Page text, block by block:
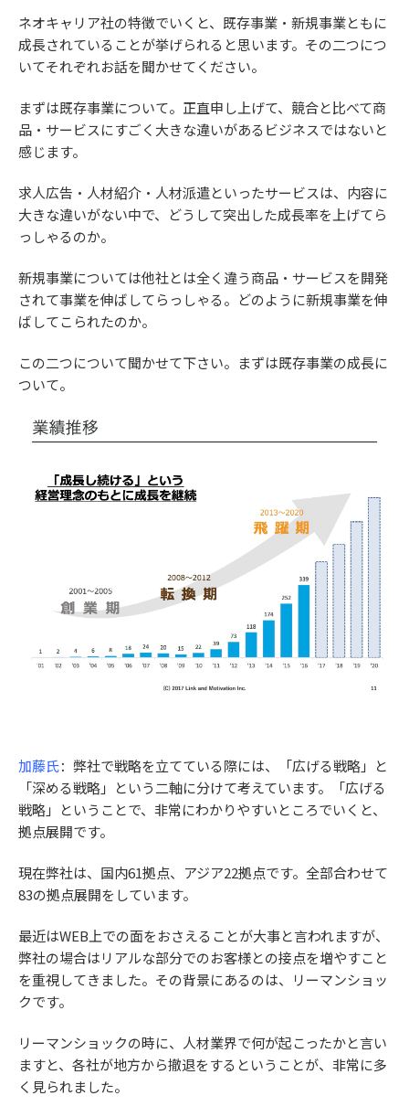
ネオキャリア社の特徴でいくと、既存事業・新規事業ともに
成長されていることが挙げられると思います。その二つにつ
いてそれぞれお話を聞かせてください。
まずは既存事業について。正直申し上げて、競合と比べて商
品・サービスにすごく大きな違いがあるビジネスではないと
感じます。
求人広告・人材紹介・人材派遣といったサービスは、内容に
大きな違いがない中で、どうして突出した成長率を上げてら
っしゃるのか。
新規事業については他社とは全く違う商品・サービスを開発
されて事業を伸ばしてらっしゃる。どのように新規事業を伸
ばしてこられたのか。
この二つについて聞かせて下さい。まずは既存事業の成長に
ついて。
加藤氏：弊社で戦略を立てている際には、「広げる戦略」と
「深める戦略」という二軸に分けて考えています。「広げる
戦略」ということで、非常にわかりやすいところでいくと、
拠点展開です。
現在弊社は、国内61拠点、アジア22拠点です。全部合わせて
83の拠点展開をしています。
最近はWEB上での面をおさえることが大事と言われますが、
弊社の場合はリアルな部分でのお客様との接点を増やすこと
を重視してきました。その背景にあるのは、リーマンショッ
クです。
リーマンショックの時に、人材業界で何が起こったかと言い
ますと、各社が地方から撤退をするということが、非常に多
く見られました。